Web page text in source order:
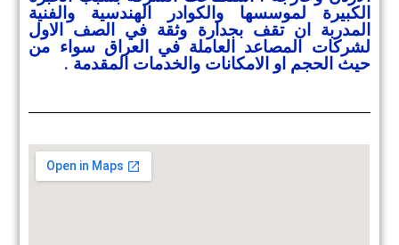
الكبيرة لموسسها والكوادر الهندسية والفنية
المدربة ان تقف بجدارة وثقة في الصف الاول
لشركات المصاعد العاملة في العراق سواء من
حيث الحجم او الامكانات والخدمات المقدمة .